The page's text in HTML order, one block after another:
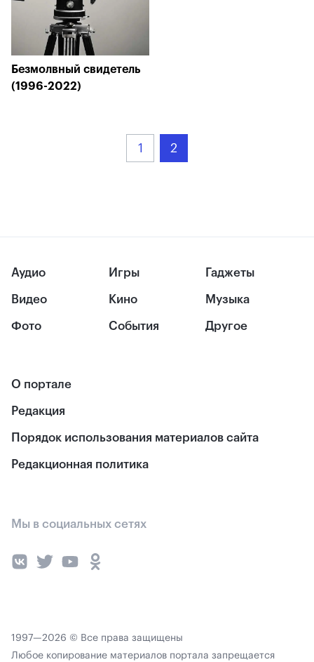
Безмолвный свидетель
(1996-2022)
1 2
Аудио
Видео
Фото
Игры
Кино
События
Гаджеты
Музыка
Другое
О портале
Редакция
Порядок использования материалов сайта
Редакционная политика
Мы в социальных сетях
1997—2026 © Все права защищены
Любое копирование материалов портала запрещается